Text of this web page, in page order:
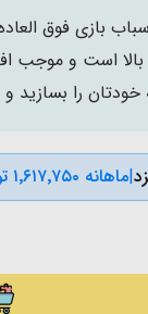
تکه یک اسباب
کودکان 6 سال به
خودتان را بسازید
|ماهانه ۱٬۶۱۷٬۷۵۰ تومان